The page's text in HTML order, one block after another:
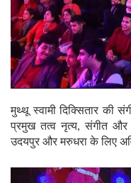
मुथ्थू स्वामी दिक्सितार की
प्रमुख तत्व नृत्य, संगीत
उदयपुर और मरुधरा के लिए